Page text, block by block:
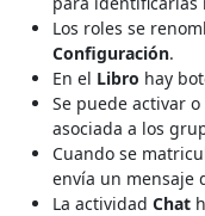
Los roles se
Configuración.
En el Libro hay
Se puede activar
asociada a los
Cuando se
envía un mensaje
La actividad Chat